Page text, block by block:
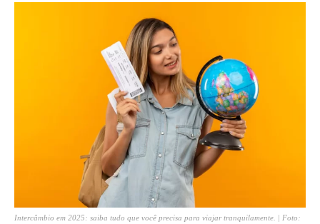
Intercâmbio em 2025: saiba tudo que você precisa para viajar tranquilamente. | Foto: